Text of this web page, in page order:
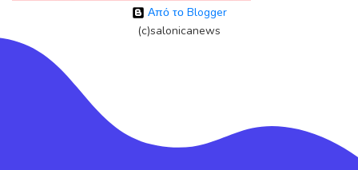
Από το Blogger
(c)salonicanews